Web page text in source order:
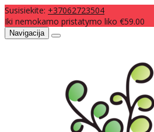
Susisiekite: +37062723504
Iki nemokamo pristatymo liko €59.00
Navigacija